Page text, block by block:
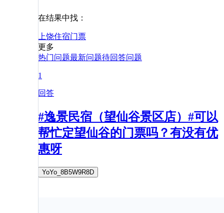
在结果中找：
上饶住宿门票
更多
热门问题最新问题待回答问题
1
回答
#逸景民宿（望仙谷景区店）#可以
帮忙定望仙谷的门票吗？有没有优
惠呀
YoYo_8B5W9R8D